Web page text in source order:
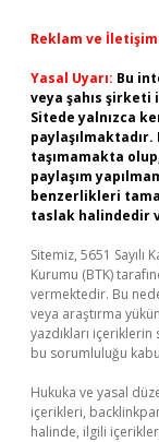
Reklam ve
Yasal Uyarı: Bu
veya şahıs şirketi
Sitede yalnızca
taşımamakta
paylaşım
benzerlikleri
taslak halindedir
Sitemiz, 5651
Kurumu (BTK)
vermektedir. Bu
veya araştırma
yazdıkları
bu sorumluluğu
Hukuka ve yasal
içerikleri,
halinde, ilgili